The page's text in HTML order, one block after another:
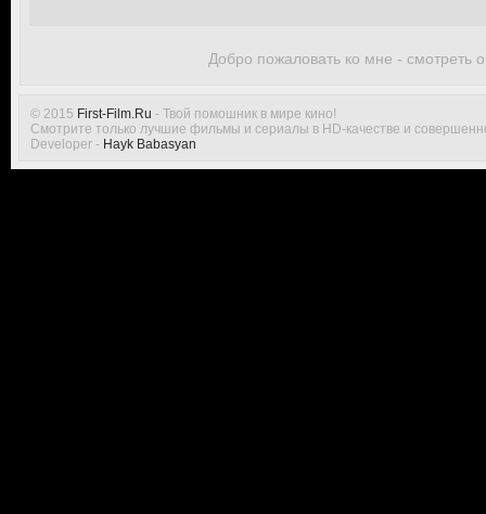
Добро пожаловать ко мне - смотреть
© 2015 First-Film.Ru - Твой помошник в мире кино!
Смотрите только лучшие фильмы и сериалы в HD-качестве и
Developer - Hayk Babasyan